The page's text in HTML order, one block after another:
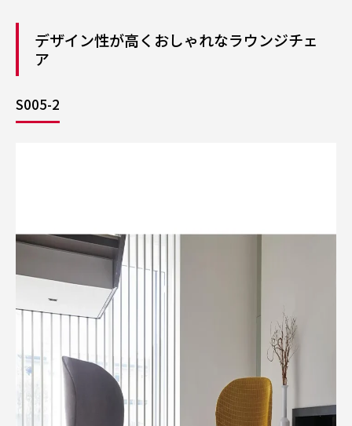
デザイン性が高くおしゃれなラウンジチェ
ア
S005-2